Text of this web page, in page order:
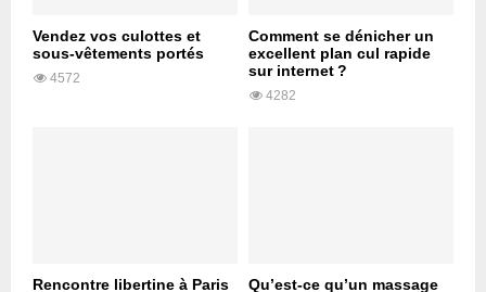
Vendez vos culottes et
sous-vêtements portés
4572
Comment se dénicher un
excellent plan cul rapide
sur internet ?
4282
Rencontre libertine à Paris
Qu’est-ce qu’un massage